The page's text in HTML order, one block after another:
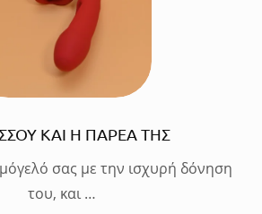
ΚΑΙ Η ΠΑΡΕΑ ΤΗΣ
σας με την ισχυρή δόνηση
του, και …